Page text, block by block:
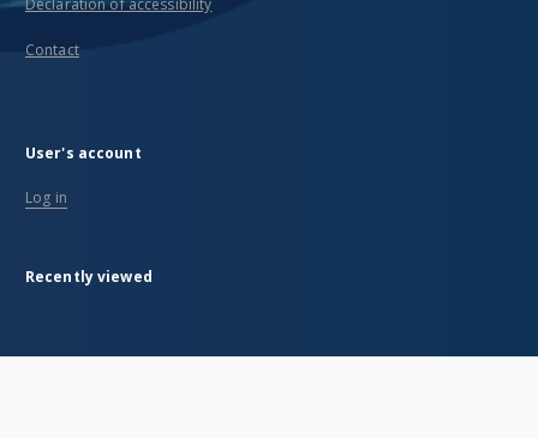
Declaration of accessibility
Contact
User's account
Log in
Recently viewed